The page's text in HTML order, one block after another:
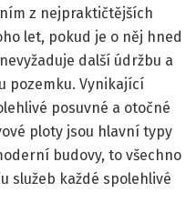
z nejpraktičtějších
let, pokud je o něj hned
další údržbu a
pozemku. Vynikající
posuvné a otočné
ploty jsou hlavní typy
budovy, to všechno
služeb každé spolehlivé